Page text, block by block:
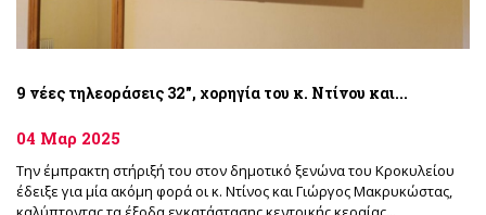
9 νέες τηλεοράσεις 32", χορηγία του κ. Ντίνου και...
04 Μαρ 2025
Την έμπρακτη στήριξή του στον δημοτικό ξενώνα του Κροκυλείου
έδειξε για μία ακόμη φορά οι κ. Ντίνος και Γιώργος Μακρυκώστας,